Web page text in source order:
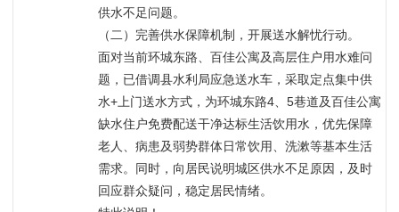
供水不足问题。
（二）完善供水保障机制，开展送水解忧行动。
面对当前环城东路、百佳公寓及高层住户用水难问
题，已借调县水利局应急送水车，采取定点集中供
水+上门送水方式，为环城东路4、5巷道及百佳公寓
缺水住户免费配送干净达标生活饮用水，优先保障
老人、病患及弱势群体日常饮用、洗漱等基本生活
需求。同时，向居民说明城区供水不足原因，及时
回应群众疑问，稳定居民情绪。